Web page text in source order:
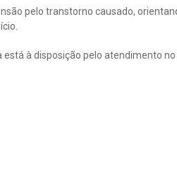
pelo transtorno causado,
à disposição pelo atendimento